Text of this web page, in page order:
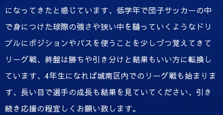
になってきたと感じています、低学年で団子サッカーの中
で身につけた球際の強さや狭い中を縫っていくようなドリ
ブルにポジションやパスを使うことを少しづつ覚えてきて
リーグ戦、終盤は勝ちや引き分けと結果もいい方に転換し
ています、4年生になれば城南区内でのリーグ戦も始まりま
す、長い目で選手の成長も結果を見ていてください、引き
続き応援の程宜しくお願い致します。